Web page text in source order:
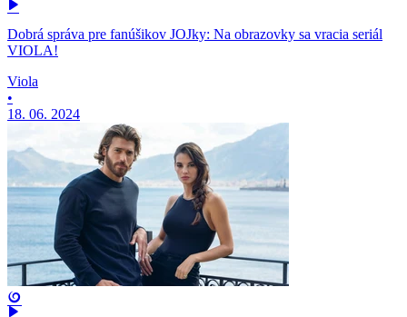
Dobrá správa pre fanúšikov JOJky: Na obrazovky sa vracia seriál
VIOLA!
Viola
•
18. 06. 2024